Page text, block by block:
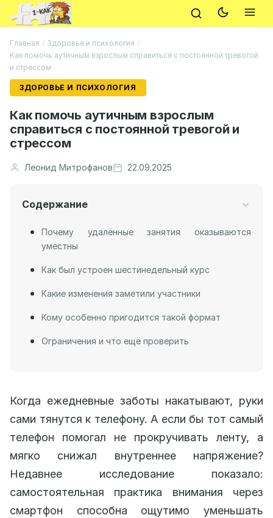
Главная / Здоровье и психология /
Как помочь аутичным взрослым справиться с постоянной тревогой
и стрессом
ЗДОРОВЬЕ И ПСИХОЛОГИЯ
Как помочь аутичным взрослым
справиться с постоянной тревогой и
стрессом
Леонид Митрофанов 22.09.2025
Содержание
Почему удалённые занятия оказываются
уместны
Как был устроен шестинедельный курс
Какие изменения заметили участники
Кому особенно пригодится такой формат
Ограничения и что ещё проверить
Когда ежедневные заботы накатывают, руки
сами тянутся к телефону. А если бы тот самый
телефон помогал не прокручивать ленту, а
мягко снижал внутреннее напряжение?
Недавнее исследование показало:
самостоятельная практика внимания через
смартфон способна ощутимо уменьшать